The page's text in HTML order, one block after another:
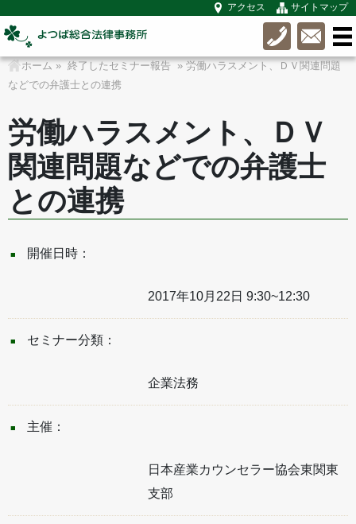
アクセス サイトマップ
ホーム » 終了したセミナー報告
» 労働ハラスメント、ＤＶ関連問題
などでの弁護士との連携
労働ハラスメント、ＤＶ
関連問題などでの弁護士
との連携
開催日時：
2017年10月22日 9:30~12:30
セミナー分類：
企業法務
主催：
日本産業カウンセラー協会東関東
支部